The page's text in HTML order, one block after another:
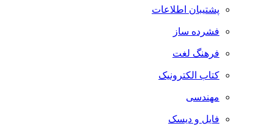
پشتیبان اطلاعات
فشرده ساز
فرهنگ لغت
کتاب الکترونیک
مهندسی
فایل و دیسک